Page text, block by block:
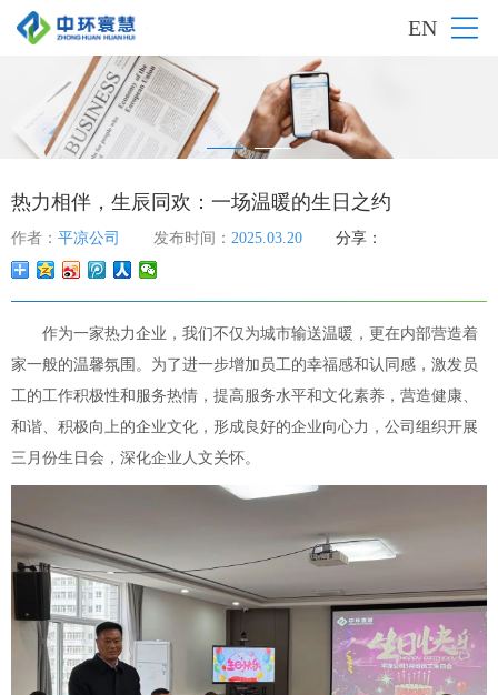
EN
热力相伴，生辰同欢：一场温暖的生日之约
作者： 平凉公司 发布时间： 2025.03.20 分享：
作为一家热力企业，我们不仅为城市输送温暖，更在内部营造着
家一般的温馨氛围。为了进一步增加员工的幸福感和认同感，激发员
工的工作积极性和服务热情，提高服务水平和文化素养，营造健康、
和谐、积极向上的企业文化，形成良好的企业向心力，公司组织开展
三月份生日会，深化企业人文关怀。